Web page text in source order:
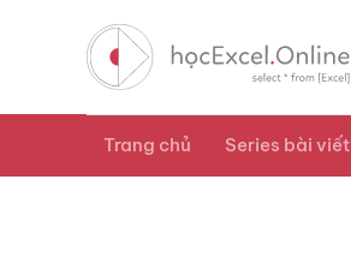
Trang chủ Series bài viết